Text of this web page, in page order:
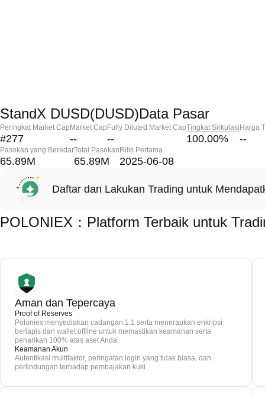
StandX DUSD(DUSD)Data Pasar
Peringkat Market Cap
#277
Market Cap
--
Fully Diluted Market Cap
--
Tingkat Sirkulasi
100.00%
Harga
--
Pasokan yang Beredar
65.89M
Total Pasokan
65.89M
Rilis Pertama
2025-06-08
Daftar dan Lakukan Trading untuk
POLONIEX：Platform Terbaik untuk
Aman dan Tepercaya
Proof of Reserves
Poloniex menyediakan cadangan 1:1 serta menerapkan enkripsi
berlapis dan wallet offline untuk memastikan keamanan serta
penarikan 100% atas aset Anda.
Keamanan Akun
Autentikasi multifaktor, peringatan login yang tidak biasa, dan
perlindungan terhadap pembajakan kuki